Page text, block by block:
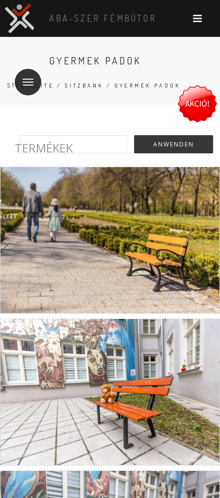
ABA-SZER FÉMBÚTOR
GYERMEK PADOK
STARTSEITE /SITZBANK / GYERMEK PADOK
TERMÉKEK